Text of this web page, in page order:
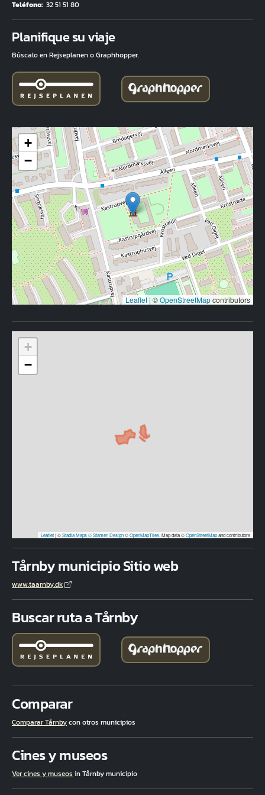
Teléfono 32 51 51 80
Planifique su viaje
Búscalo en Rejseplanen o Graphhopper.
+
−
Leaflet | ©OpenStreetMapcontributors
+
−
Leaflet|©Stadia Maps© Stamen Design©OpenMapTiles. Map data ©OpenStreetMapand contributors
Tårnby municipio Sitio web
www.taarnby.dk
Buscar ruta a Tårnby
Comparar
Comparar Tårnbycon otros municipios
Cines y museos
Ver cines y museos in Tårnby municipio